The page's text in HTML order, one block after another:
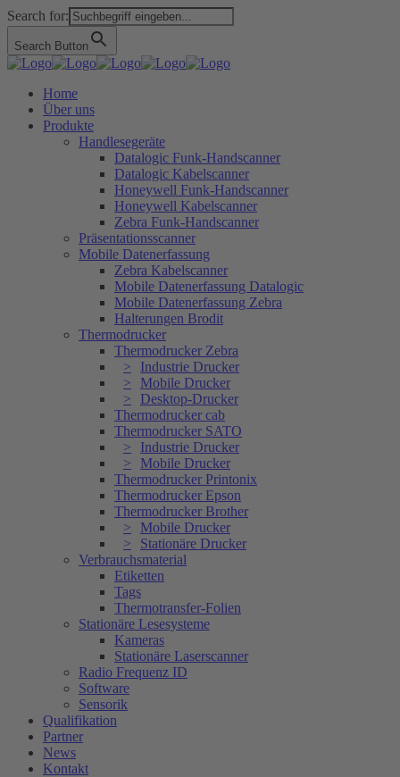
Search for:
Search Button
Home
Über uns
Produkte
Handlesegeräte
Datalogic Funk-Handscanner
Datalogic Kabelscanner
Honeywell Funk-Handscanner
Honeywell Kabelscanner
Zebra Funk-Handscanner
Präsentationsscanner
Mobile Datenerfassung
Zebra Kabelscanner
Mobile Datenerfassung Datalogic
Mobile Datenerfassung Zebra
Halterungen Brodit
Thermodrucker
Thermodrucker Zebra
Industrie Drucker
Mobile Drucker
Desktop-Drucker
Thermodrucker cab
Thermodrucker SATO
Industrie Drucker
Mobile Drucker
Thermodrucker Printonix
Thermodrucker Epson
Thermodrucker Brother
Mobile Drucker
Stationäre Drucker
Verbrauchsmaterial
Etiketten
Tags
Thermotransfer-Folien
Stationäre Lesesysteme
Kameras
Stationäre Laserscanner
Radio Frequenz ID
Software
Sensorik
Qualifikation
Partner
News
Kontakt